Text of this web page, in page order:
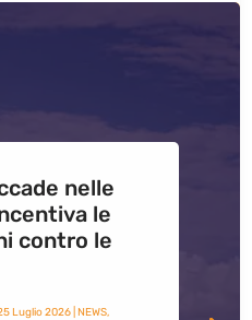
nelle
le
contro le
Luglio 2026| NEWS,